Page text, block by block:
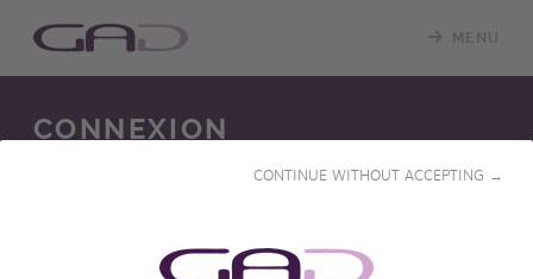
CONTINUE WITHOUT ACCEPTING →
MENU
CONNEXION
Nous mettons constamment à jour notre salle de
projection en ligne avec de nouveaux programmes.